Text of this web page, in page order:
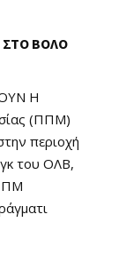
ΣΤΟ ΒΟΛΟ
Η
(ΠΠΜ)
περιοχή
του ΟΛΒ,